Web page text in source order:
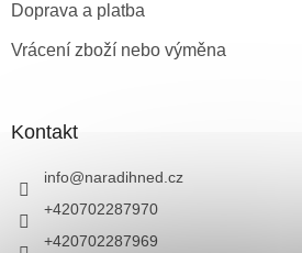
Doprava a platba
Vrácení zboží nebo výměna
Kontakt
info@naradihned.cz
+420702287970
+420702287969